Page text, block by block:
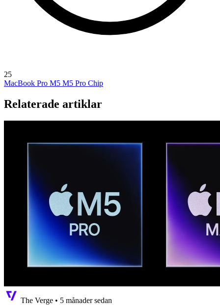
25
MacBook Pro M5 M5 Pro Chip
Relaterade artiklar
The Verge • 5 månader sedan